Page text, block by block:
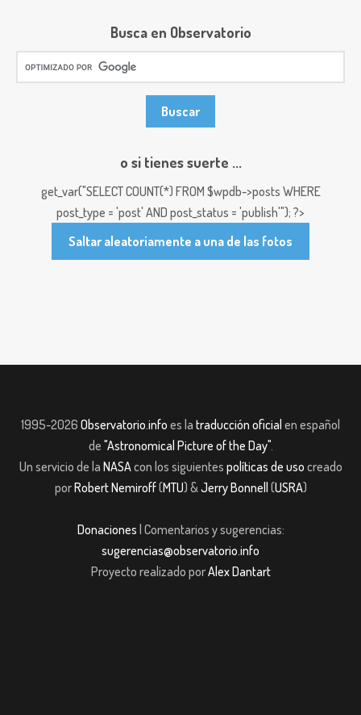
Busca en Observatorio
o si tienes suerte ...
get_var("SELECT COUNT(*) FROM $wpdb->posts WHERE
post_type = 'post' AND post_status = 'publish'"); ?>
Saltar aleatoriamente a una de las fotos
1995-2026 Observatorio.info es la traducción oficial en español
de "Astronomical Picture of the Day".
Un servicio de la NASAcon los siguientes políticas de uso creado
porRobert Nemiroff(MTU) &Jerry Bonnell (USRA)
Donaciones | Comentarios y sugerencias:
sugerencias@observatorio.info
Proyecto realizado porAlex Dantart